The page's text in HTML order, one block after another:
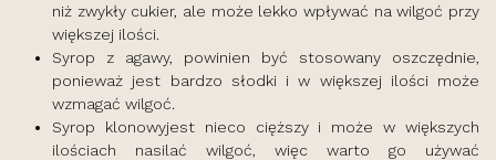
niż zwykły cukier, ale może lekko wpływać na wilgoć przy
większej ilości.
Syrop z agawy, powinien być stosowany oszczędnie,
ponieważ jest bardzo słodki i w większej ilości może
wzmagać wilgoć.
Syrop klonowyjest nieco cięższy i może w większych
ilościach nasilać wilgoć, więc warto go używać